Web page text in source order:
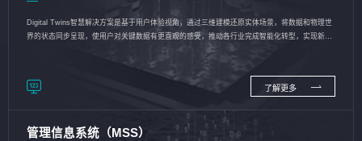
Digital Twins智慧解决方案是基于用户体验视角，通过三维建模还原实体场景，将数据和物理世
界的状态同步呈现，使用户对关键数据有更直观的感受，推动各行业完成智能化转型，实现新旧
了解更多
管理信息系统（MSS）